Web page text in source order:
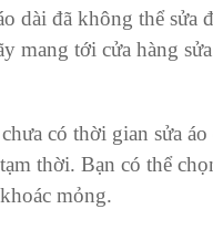
dài đã không thể sửa
mang tới cửa hàng
có thời gian sửa
thời. Bạn có thể
mỏng.